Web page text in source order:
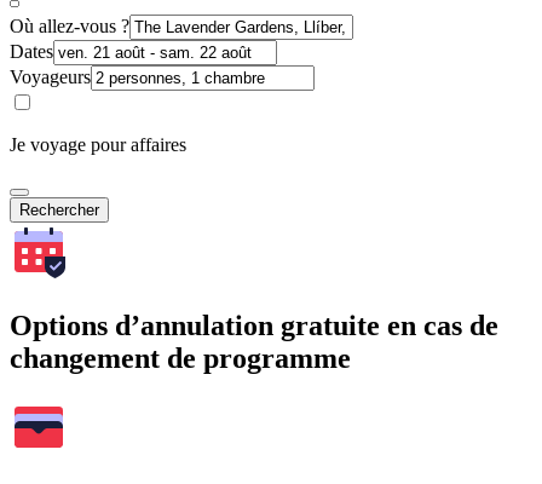
Où allez-vous ?
Dates
Voyageurs
Je voyage pour affaires
Rechercher
Options d’annulation gratuite en cas de
changement de programme